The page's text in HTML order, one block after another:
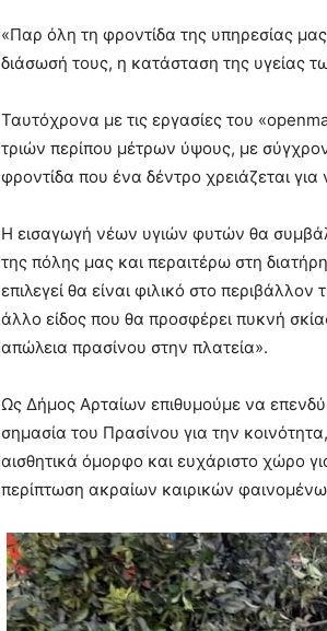
«Παρ όλη τη φροντίδα της υπηρεσίας
διάσωσή τους, η κατάσταση της υγείας
Ταυτόχρονα με τις εργασίες του
τριών περίπου μέτρων ύψους, με
φροντίδα που ένα δέντρο χρειάζεται
Η εισαγωγή νέων υγιών φυτών θα
της πόλης μας και περαιτέρω στη
επιλεγεί θα είναι φιλικό στο
άλλο είδος που θα προσφέρει πυκνή
απώλεια πρασίνου στην πλατεία».
Ως Δήμος Αρταίων επιθυμούμε να
σημασία του Πρασίνου για την
αισθητικά όμορφο και ευχάριστο χώρο
περίπτωση ακραίων καιρικών